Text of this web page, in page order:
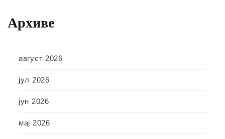
Архиве
август 2026
јул 2026
јун 2026
мај 2026